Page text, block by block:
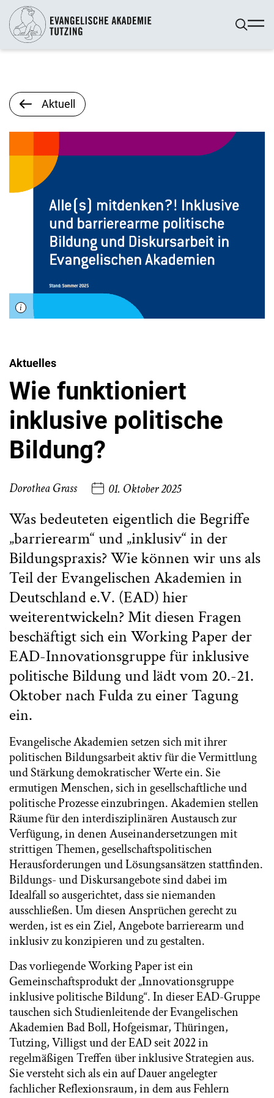
Aktuell
Aktuelles
Wie funktioniert
inklusive politische
Bildung?
Dorothea Grass 01. Oktober 2025
Was bedeuteten eigentlich die Begriffe
„barrierearm“ und „inklusiv“ in der
Bildungspraxis? Wie können wir uns als
Teil der Evangelischen Akademien in
Deutschland e.V. (EAD) hier
weiterentwickeln? Mit diesen Fragen
beschäftigt sich ein Working Paper der
EAD-Innovationsgruppe für inklusive
politische Bildung und lädt vom 20.-21.
Oktober nach Fulda zu einer Tagung
ein.
Evangelische Akademien setzen sich mit ihrer
politischen Bildungsarbeit aktiv für die Vermittlung
und Stärkung demokratischer Werte ein. Sie
ermutigen Menschen, sich in gesellschaftliche und
politische Prozesse einzubringen. Akademien stellen
Räume für den interdisziplinären Austausch zur
Verfügung, in denen Auseinandersetzungen mit
strittigen Themen, gesellschaftspolitischen
Herausforderungen und Lösungsansätzen stattfinden.
Bildungs- und Diskursangebote sind dabei im
Idealfall so ausgerichtet, dass sie niemanden
ausschließen. Um diesen Ansprüchen gerecht zu
werden, ist es ein Ziel, Angebote barrierearm und
inklusiv zu konzipieren und zu gestalten.
Das vorliegende Working Paper ist ein
Gemeinschaftsprodukt der „Innovationsgruppe
inklusive politische Bildung“. In dieser EAD-Gruppe
tauschen sich Studienleitende der Evangelischen
Akademien Bad Boll, Hofgeismar, Thüringen,
Tutzing, Villigst und der EAD seit 2022 in
regelmäßigen Treffen über inklusive Strategien aus.
Sie versteht sich als ein auf Dauer angelegter
fachlicher Reflexionsraum, in dem aus Fehlern